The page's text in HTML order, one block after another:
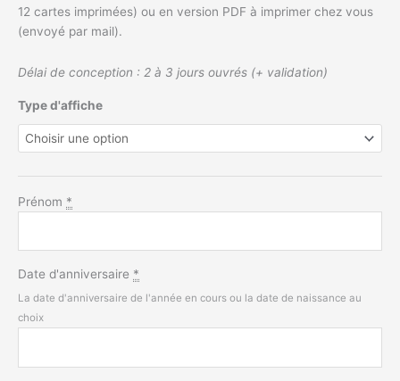
12 cartes imprimées) ou en version PDF à imprimer chez vous
(envoyé par mail).
Délai de conception : 2 à 3 jours ouvrés (+ validation)
Type d'affiche
Prénom *
Date d'anniversaire *
La date d'anniversaire de l'année en cours ou la date de naissance au
choix